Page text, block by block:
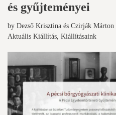
és gyűjteményei
by Dezső Krisztina és Czirják Márton
Aktuális Kiállítás, Kiállításaink